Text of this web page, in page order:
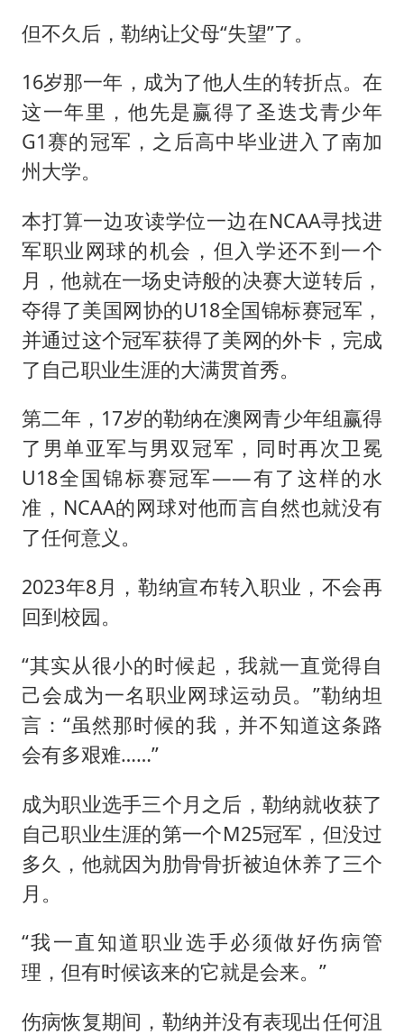
但不久后，勒纳让父母“失望”了。
16岁那一年，成为了他人生的转折点。在
这一年里，他先是赢得了圣迭戈青少年
G1赛的冠军，之后高中毕业进入了南加
州大学。
本打算一边攻读学位一边在NCAA寻找进
军职业网球的机会，但入学还不到一个
月，他就在一场史诗般的决赛大逆转后，
夺得了美国网协的U18全国锦标赛冠军，
并通过这个冠军获得了美网的外卡，完成
了自己职业生涯的大满贯首秀。
第二年，17岁的勒纳在澳网青少年组赢得
了男单亚军与男双冠军，同时再次卫冕
U18全国锦标赛冠军——有了这样的水
准，NCAA的网球对他而言自然也就没有
了任何意义。
2023年8月，勒纳宣布转入职业，不会再
回到校园。
“其实从很小的时候起，我就一直觉得自
己会成为一名职业网球运动员。”勒纳坦
言：“虽然那时候的我，并不知道这条路
会有多艰难……”
成为职业选手三个月之后，勒纳就收获了
自己职业生涯的第一个M25冠军，但没过
多久，他就因为肋骨骨折被迫休养了三个
月。
“我一直知道职业选手必须做好伤病管
理，但有时候该来的它就是会来。”
伤病恢复期间，勒纳并没有表现出任何沮